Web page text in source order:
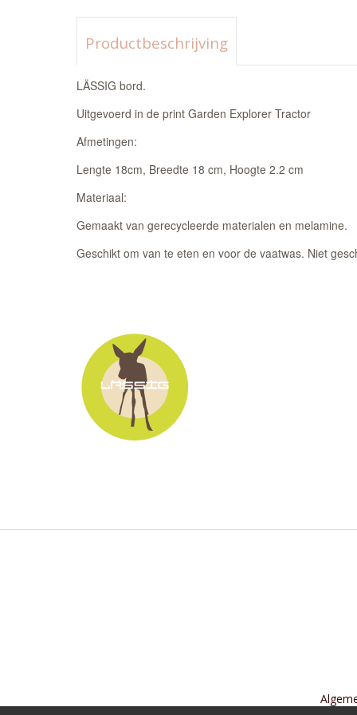
Productbeschrijving
LÄSSIG bord.
Uitgevoerd in de print Garden Explorer Tractor
Afmetingen:
Lengte 18cm, Breedte 18 cm, Hoogte 2.2 cm
Materiaal:
Gemaakt van gerecycleerde materialen en melamine.
Geschikt om van te eten en voor de vaatwas. Niet